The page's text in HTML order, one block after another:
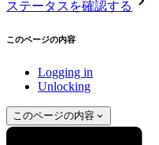
ステータスを確認する
このページの内容
Logging in
Unlocking
このページの内容